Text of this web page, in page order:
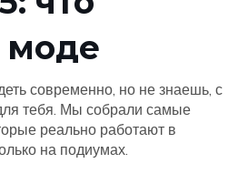
моде
современно, но не знаешь, с
тебя. Мы собрали самые
реально работают в
на подиумах.